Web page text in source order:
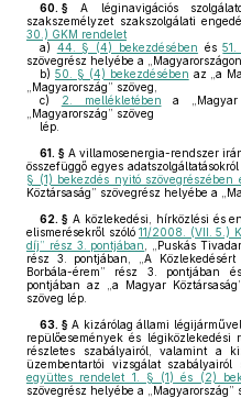
60. § A léginavigációs
szakszemélyzet szakszolgálati
30.) GKM rendelet
a) 44. § (4) bekezdésében és
szövegrész helyébe a
b) 50. § (4) bekezdésében az „a
„Magyarország” szöveg,
c)
2. mellékletében a „Magyar
„Magyarország” szöveg
lép.
61. § A villamosenergia-rendszer
összefüggő egyes adatszolgáltatásokról
§ (1) bekezdés nyitó szövegrészében
Köztársaság” szövegrész helyébe a
62. § A közlekedési, hírközlési és
elismerésekről szóló 11/2008. (VII. 5.)
díj” rész 3. pontjában
, „Puskás
rész 3. pontjában, „A
Borbála-érem” rész 3. pontjában
pontjában az „a Magyar
szöveg lép.
63. § A kizárólag állami
repülőesemények és légiközlekedési
részletes szabályairól, valamint a
üzembentartói vizsgálat
együttes rendelet 1. § (1) és (2)
szövegrész helyébe a „Magyarország”